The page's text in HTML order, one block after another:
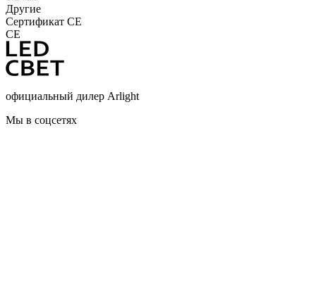
Другие
Сертификат CE
CE
официальный дилер Arlight
Мы в соцсетях